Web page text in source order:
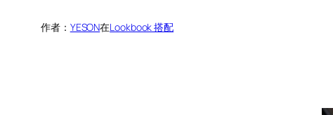
作者： YESON在Lookbook 搭配